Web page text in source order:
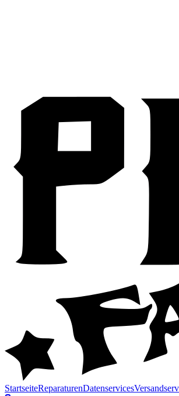
StartseiteReparaturenDatenservices